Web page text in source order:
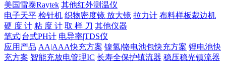
美国雷泰Raytek 其他红外测温仪
电子天平 检针机 织物密度镜 放大镜 拉力计 布料样板裁边机
硬 度 计 粘 度 计 取 样 刀 其他仪器
笔式|台式PH计 电导率|TDS仪
应用产品 AA|AAA快充方案 镍氢|铬电池包快充方案 锂电池快
充方案 智能充放电管理IC 长寿全保护镇流器 稳压稳光镇流器